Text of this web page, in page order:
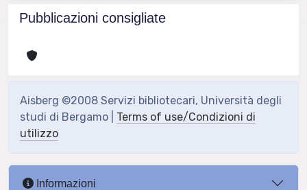
Pubblicazioni consigliate
Aisberg ©2008 Servizi bibliotecari, Università degli
studi di Bergamo | Terms of use/Condizioni di
utilizzo
Informazioni